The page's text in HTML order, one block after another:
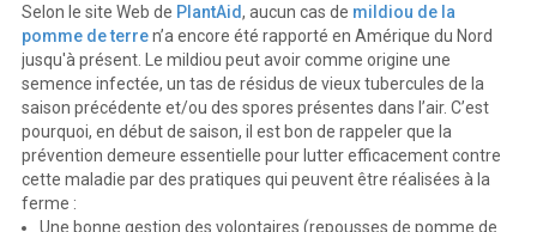
Selon le site Web de PlantAid, aucun cas de mildiou de la
pomme de terren’a encore été rapporté en Amérique du Nord
jusqu'à présent. Le mildiou peut avoir comme origine une
semence infectée, un tas de résidus de vieux tubercules de la
saison précédente et/ou des spores présentes dans l’air. C’est
pourquoi, en début de saison, il est bon de rappeler que la
prévention demeure essentielle pour lutter efficacement contre
cette maladie par des pratiques qui peuvent être réalisées à la
ferme :
Une bonne gestion des volontaires (repousses de pomme de